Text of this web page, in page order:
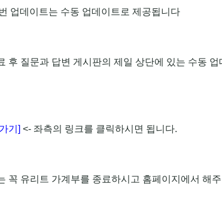
업데이트는 수동 업데이트로 제공됩니다
후 질문과 답변 게시판의 제일 상단에 있는 수동
기] <- 좌측의 링크를 클릭하시면 됩니다.
꼭 유리트 가계부를 종료하시고 홈페이지에서 해